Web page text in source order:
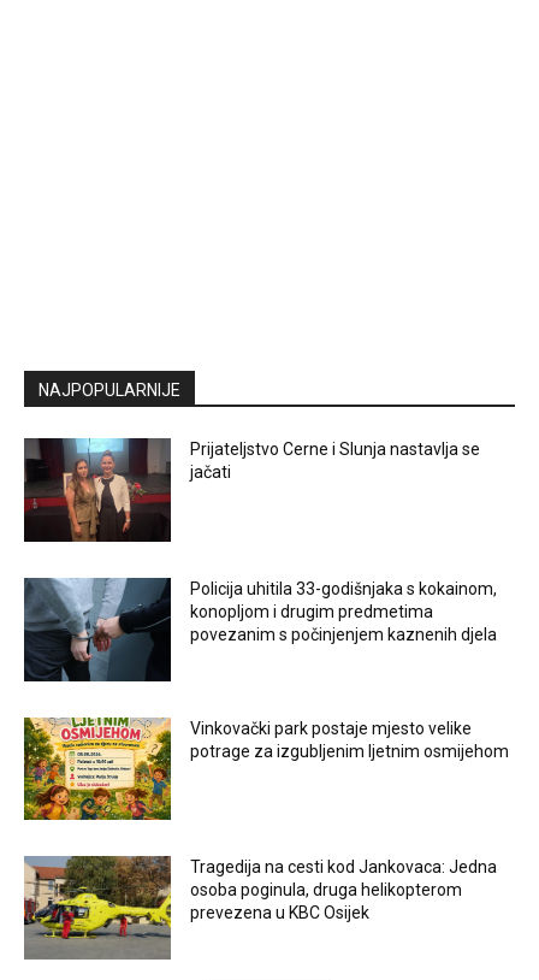
NAJPOPULARNIJE
Prijateljstvo Cerne i Slunja nastavlja se
jačati
Policija uhitila 33-godišnjaka s kokainom,
konopljom i drugim predmetima
povezanim s počinjenjem kaznenih djela
Vinkovački park postaje mjesto velike
potrage za izgubljenim ljetnim osmijehom
Tragedija na cesti kod Jankovaca: Jedna
osoba poginula, druga helikopterom
prevezena u KBC Osijek